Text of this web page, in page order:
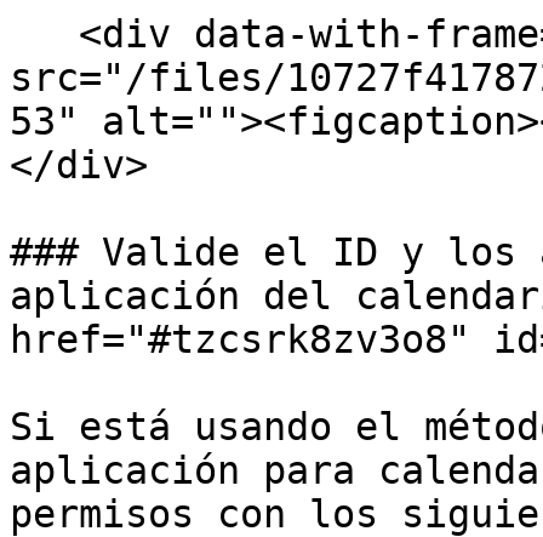
src="/files/
53"
</div>
### Valide el ID y los
aplicación del
href="#tzcsrk8zv3o8"
Si está usando el
aplicación para
permisos con los